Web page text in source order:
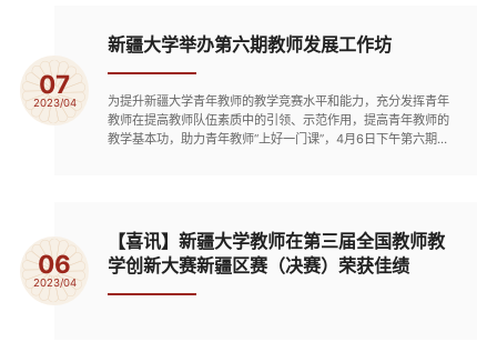
07
2023/04
新疆大学举办第六期教师发展工作坊
为提升新疆大学青年教师的教学竞赛水平和能力，充分发挥青年
教师在提高教师队伍素质中的引领、示范作用，提高青年教师的
教学基本功，助力青年教师“上好一门课”，4月6日下午第六期教
《坚守...
06
2023/04
【喜讯】新疆大学教师在第三届全国教师教
学创新大赛新疆区赛（决赛）荣获佳绩